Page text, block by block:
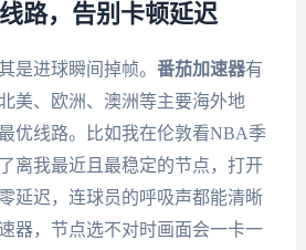
路，告别卡顿延迟
是进球瞬间掉帧。 番茄加速器有
美、欧洲、澳洲等主要海外地
优线路。比如我在伦敦看NBA季
离我最近且最稳定的节点，打开
延迟，连球员的呼吸声都能清晰
器，节点选不对时画面会一卡一